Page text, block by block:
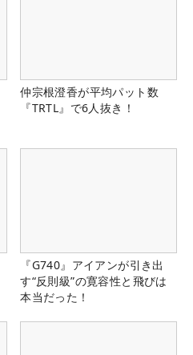
仲宗根澄香が平均パット数
『TRTL』で6人抜き！
『G740』アイアンが引き出
す“反則級”の寛容性と飛びは
本当だった！